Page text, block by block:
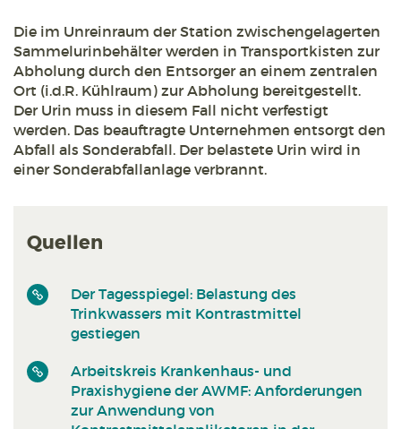
Die im Unreinraum der Station zwischengelagerten
Sammelurinbehälter werden in Transportkisten zur
Abholung durch den Entsorger an einem zentralen
Ort (i.d.R. Kühlraum) zur Abholung bereitgestellt.
Der Urin muss in diesem Fall nicht verfestigt
werden. Das beauftragte Unternehmen entsorgt den
Abfall als Sonderabfall. Der belastete Urin wird in
einer Sonderabfallanlage verbrannt.
Quellen
Der Tagesspiegel: Belastung des
Trinkwassers mit Kontrastmittel
gestiegen
Arbeitskreis Krankenhaus- und
Praxishygiene der AWMF: Anforderungen
zur Anwendung von